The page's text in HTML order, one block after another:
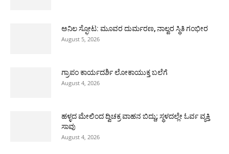
ಅನಿಲ ಸ್ಫೋಟ: ಮೂವರ ದುರ್ಮರಣ, ನಾಲ್ವರ ಸ್ಥಿತಿ ಗಂಭೀರ
August 5, 2026
ಗ್ರಾಪಂ ಕಾರ್ಯದರ್ಶಿ ಲೋಕಾಯುಕ್ತ ಬಲೆಗೆ
August 4, 2026
ಹಳ್ಳದ ಮೇಲಿಂದ ದ್ವಿಚಕ್ರ ವಾಹನ ಬಿದ್ದು; ಸ್ಥಳದಲ್ಲೇ ಓರ್ವ ವ್ಯಕ್ತಿ
ಸಾವು
August 4, 2026